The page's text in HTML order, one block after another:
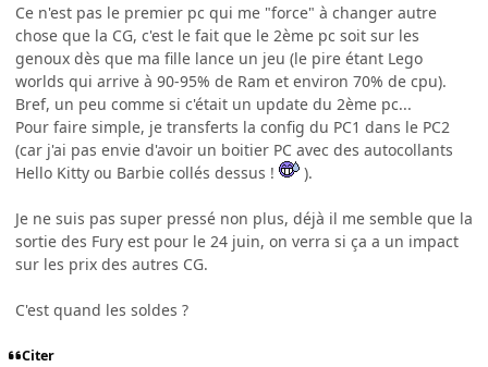
Ce n'est pas le premier pc qui me "force" à changer autre
chose que la CG, c'est le fait que le 2ème pc soit sur les
genoux dès que ma fille lance un jeu (le pire étant Lego
worlds qui arrive à 90-95% de Ram et environ 70% de cpu).
Bref, un peu comme si c'était un update du 2ème pc...
Pour faire simple, je transferts la config du PC1 dans le PC2
(car j'ai pas envie d'avoir un boitier PC avec des autocollants
Hello Kitty ou Barbie collés dessus !
).
Je ne suis pas super pressé non plus, déjà il me semble que la
sortie des Fury est pour le 24 juin, on verra si ça a un impact
sur les prix des autres CG.
C'est quand les soldes ?
Citer